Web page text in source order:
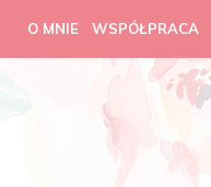
O MNIE WSPÓŁPRACA